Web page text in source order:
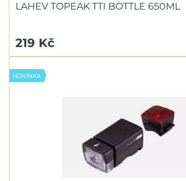
LAHEV TOPEAK TTI BOTTLE 650ML
219 Kč
NOVINKA